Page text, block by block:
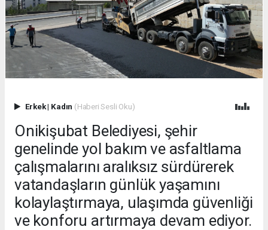
Erkek| Kadın (Haberi Sesli Oku)
Onikişubat Belediyesi, şehir
genelinde yol bakım ve asfaltlama
çalışmalarını aralıksız sürdürerek
vatandaşların günlük yaşamını
kolaylaştırmaya, ulaşımda güvenliği
ve konforu artırmaya devam ediyor.